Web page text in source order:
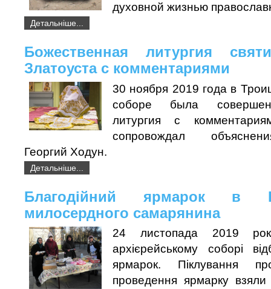
духовной жизнью
Детальніше...
Божественная литургия
Златоуста с комментариями
30 ноября 2019 года в
соборе была
литургия с
сопровождал
Георгий Ходун.
Детальніше...
Благодійний ярмарок в
милосердного самарянина
24 листопада 2019
архієрейському соборі
ярмарок. Піклування
проведення ярмарку